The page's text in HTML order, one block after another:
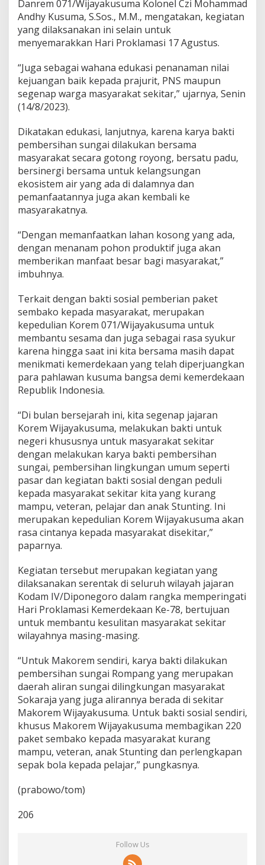
Danrem 071/Wijayakusuma Kolonel Czi Mohammad
Andhy Kusuma, S.Sos., M.M., mengatakan, kegiatan
yang dilaksanakan ini selain untuk
menyemarakkan Hari Proklamasi 17 Agustus.
“Juga sebagai wahana edukasi penanaman nilai
kejuangan baik kepada prajurit, PNS maupun
segenap warga masyarakat sekitar,” ujarnya, Senin
(14/8/2023).
Dikatakan edukasi, lanjutnya, karena karya bakti
pembersihan sungai dilakukan bersama
masyarakat secara gotong royong, bersatu padu,
bersinergi bersama untuk kelangsungan
ekosistem air yang ada di dalamnya dan
pemanfaatannya juga akan kembali ke
masyarakatnya.
“Dengan memanfaatkan lahan kosong yang ada,
dengan menanam pohon produktif juga akan
memberikan manfaat besar bagi masyarakat,”
imbuhnya.
Terkait dengan bakti sosial pemberian paket
sembako kepada masyarakat, merupakan
kepedulian Korem 071/Wijayakusuma untuk
membantu sesama dan juga sebagai rasa syukur
karena hingga saat ini kita bersama masih dapat
menikmati kemerdekaan yang telah diperjuangkan
para pahlawan kusuma bangsa demi kemerdekaan
Republik Indonesia.
“Di bulan bersejarah ini, kita segenap jajaran
Korem Wijayakusuma, melakukan bakti untuk
negeri khususnya untuk masyarakat sekitar
dengan melakukan karya bakti pembersihan
sungai, pembersihan lingkungan umum seperti
pasar dan kegiatan bakti sosial dengan peduli
kepada masyarakat sekitar kita yang kurang
mampu, veteran, pelajar dan anak Stunting. Ini
merupakan kepedulian Korem Wijayakusuma akan
rasa cintanya kepada masyarakat disekitar,”
paparnya.
Kegiatan tersebut merupakan kegiatan yang
dilaksanakan serentak di seluruh wilayah jajaran
Kodam IV/Diponegoro dalam rangka memperingati
Hari Proklamasi Kemerdekaan Ke-78, bertujuan
untuk membantu kesulitan masyarakat sekitar
wilayahnya masing-masing.
“Untuk Makorem sendiri, karya bakti dilakukan
pembersihan sungai Rompang yang merupakan
daerah aliran sungai dilingkungan masyarakat
Sokaraja yang juga alirannya berada di sekitar
Makorem Wijayakusuma. Untuk bakti sosial sendiri,
khusus Makorem Wijayakusuma membagikan 220
paket sembako kepada masyarakat kurang
mampu, veteran, anak Stunting dan perlengkapan
sepak bola kepada pelajar,” pungkasnya.
(prabowo/tom)
206
Follow Us